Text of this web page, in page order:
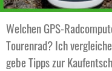
Welchen GPS-
Tourenrad? Ich
gebe Tipps zur